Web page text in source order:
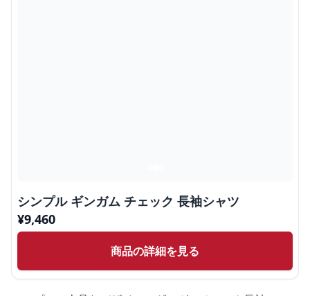
シンプル ギンガム チェック 長袖シャツ
¥9,460
商品の詳細を見る